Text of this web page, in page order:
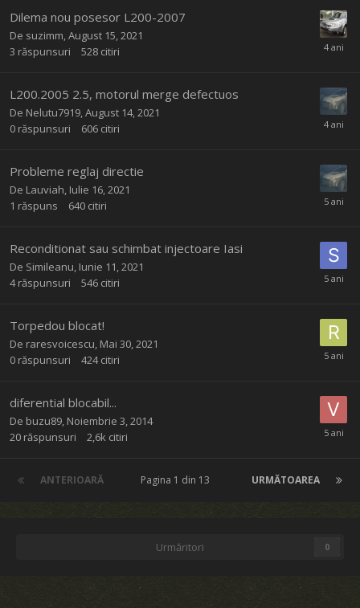
Dilema nou posesor L200-2007
De suzimm August 15, 2021
3 răspunsuri 528 citiri
L200.2005 2.5, motorul merge defectuos
De Nelutu7919 August 14, 2021
0 răspunsuri 606 citiri
Probleme reglaj directie
De Lauviah Iulie 16, 2021
1 răspuns 640 citiri
Reconditionat sau schimbat injectoare Iasi
De Simileanu Iunie 11, 2021
4 răspunsuri 546 citiri
Torpedou blocat!
De raresvoicescu Mai 30, 2021
0 răspunsuri 424 citiri
diferential blocabil...
De buzu89 Noiembrie 3, 2014
20 răspunsuri 2,6k citiri
ANTERIOARĂ URMĂTOAREA
Pagina 1 din 13
Urmăritori 0